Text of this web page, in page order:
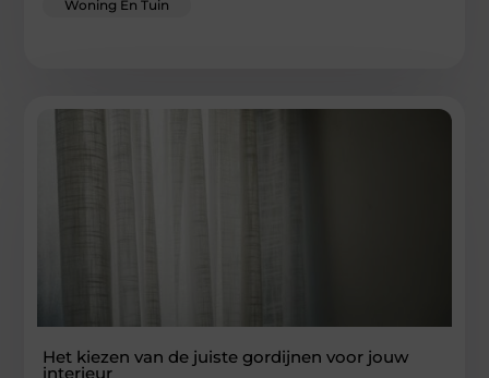
Woning En Tuin
Het kiezen van de juiste gordijnen voor jouw
interieur